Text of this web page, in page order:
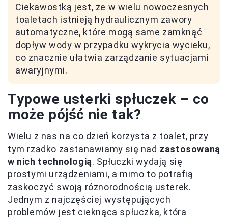
Ciekawostką jest, że w wielu nowoczesnych
toaletach istnieją hydraulicznym zawory
automatyczne, które mogą same zamknąć
dopływ wody w przypadku wykrycia wycieku,
co znacznie ułatwia zarządzanie sytuacjami
awaryjnymi.
Typowe usterki spłuczek – co
może pójść nie tak?
Wielu z nas na co dzień korzysta z toalet, przy
tym rzadko zastanawiamy się nad zastosowaną
w nich technologią. Spłuczki wydają się
prostymi urządzeniami, a mimo to potrafią
zaskoczyć swoją różnorodnością usterek.
Jednym z najczęściej występujących
problemów jest cieknąca spłuczka, która